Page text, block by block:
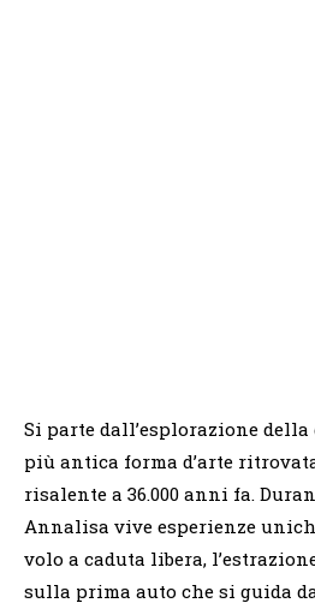
Si parte dall’esplorazione
più antica forma d’arte
risalente a 36.000 anni fa.
Annalisa vive esperienze
volo a caduta libera,
sulla prima auto che si guida